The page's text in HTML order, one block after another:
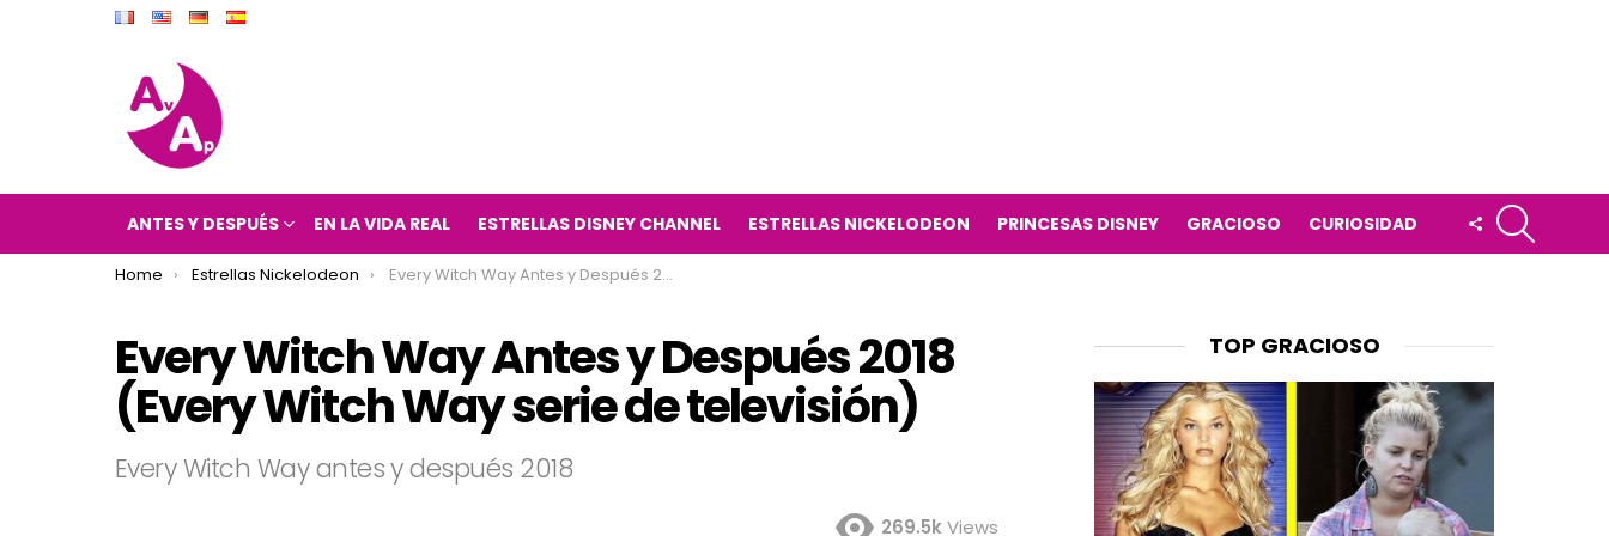
ANTES Y DESPUÉS EN LA VIDA REAL ESTRELLAS DISNEY CHANNEL ESTRELLAS NICKELODEON PRINCESAS DISNEY GRACIOSO CURIOSIDAD
FOLLOW
US
You are here:
Home Estrellas Nickelodeon Every Witch Way Antes y Después 2018 (Every Witch Way serie de televisión)
Every Witch Way Antes y Después 2018
(Every Witch Way serie de televisión)
Every Witch Way antes y después 2018
269.5kViews
TOP GRACIOSO